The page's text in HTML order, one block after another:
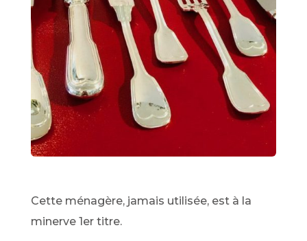
Cette ménagère, jamais utilisée, est à la
minerve 1er titre.